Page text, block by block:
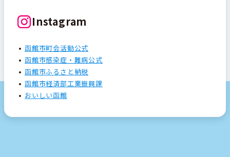
Instagram
函館市町会活動公式
函館市感染症・難病公式
函館市ふるさと納税
函館市経済部工業振興課
おいしい函館